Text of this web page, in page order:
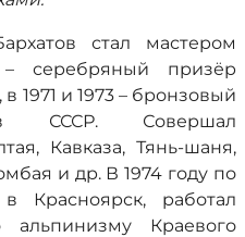
стал мастером
серебряный призёр
1971 и 1973 – бронзовый
СССР. Совершал
Кавказа, Тянь-шаня,
и др. В 1974 году по
Красноярск, работал
Краевого